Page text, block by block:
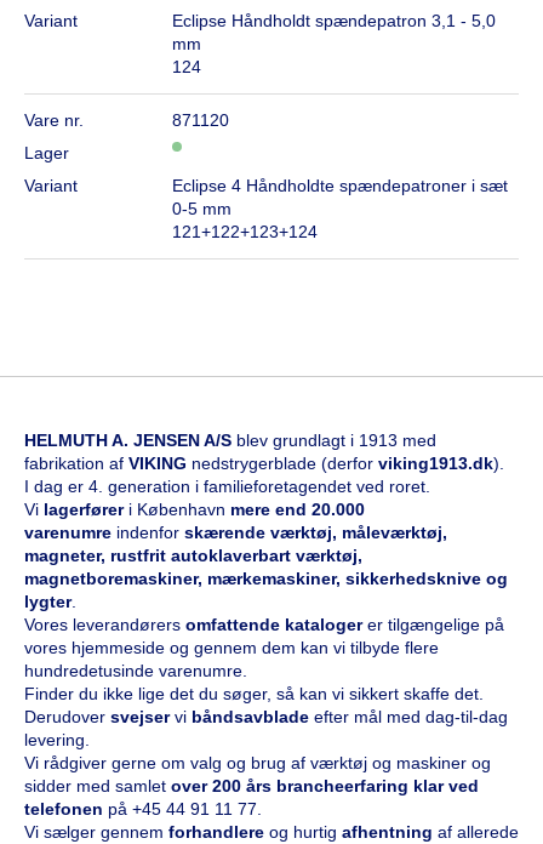
Variant
Eclipse Håndholdt spændepatron 3,1 - 5,0
mm
124
Vare nr.
871120
Lager
Variant
Eclipse 4 Håndholdte spændepatroner i sæt
0-5 mm
121+122+123+124
HELMUTH A. JENSEN A/S blev grundlagt i 1913 med
fabrikation af VIKING nedstrygerblade (derfor viking1913.dk).
I dag er 4. generation i familieforetagendet ved roret.
Vi lagerfører i København mere end 20.000
varenumre indenfor skærende værktøj, måleværktøj,
magneter, rustfrit autoklaverbart værktøj,
magnetboremaskiner, mærkemaskiner, sikkerhedsknive og
lygter.
Vores leverandørers omfattende katalogerer tilgængelige på
vores hjemmeside og gennem dem kan vi tilbyde flere
hundredetusinde varenumre.
Finder du ikke lige det du søger, så kan vi sikkert skaffe det.
Derudover svejservi båndsavblade efter mål med dag-til-dag
levering.
Vi rådgiver gerne om valg og brug af værktøj og maskiner og
sidder med samlet over 200 års brancheerfaring klar ved
telefonen på +45 44 91 11 77
Vi sælger gennem forhandlere og hurtig afhentning af allerede